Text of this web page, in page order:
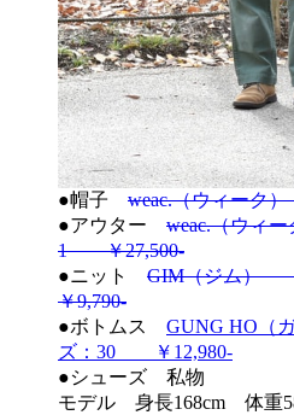
●帽子 weac.（ウィーク
●アウター weac.（ウィ
1 ￥27,500-
●ニット GIM（ジム
￥9,790-
●ボトムス GUNG HO
ズ：30 ￥12,980-
●シューズ 私物
モデル 身長168cm 体重